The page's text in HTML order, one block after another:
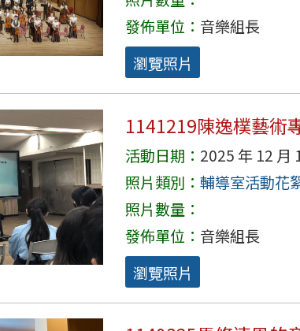
發佈單位： 音樂組長
瀏覽照片
1141219陳逸樸藝術
活動日期： 2025 年 12 月
照片類別： 輔導室活動花
照片數量：
發佈單位： 音樂組長
瀏覽照片